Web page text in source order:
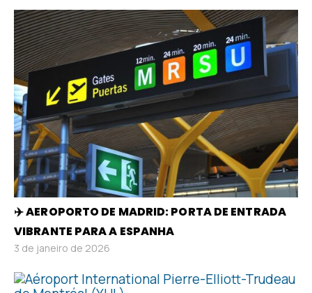
✈️ AEROPORTO DE MADRID: PORTA DE ENTRADA
VIBRANTE PARA A ESPANHA
3 de janeiro de 2026